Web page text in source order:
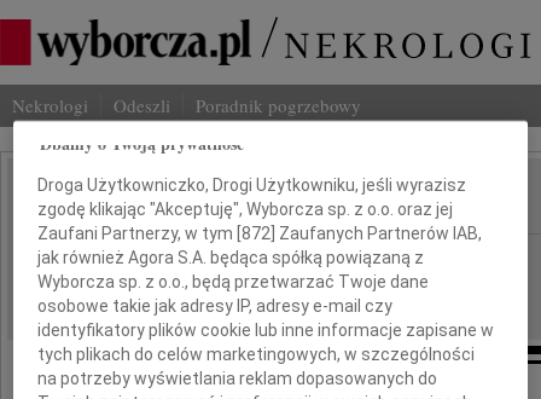
Nekrologi Odeszli Poradnik pogrzebowy
IMIĘ I NAZWISKO:
REGION: cała Polska
DATA EMISJI: 13.05.2019
Dbamy o Twoją prywatność
Droga Użytkowniczko, Drogi Użytkowniku, jeśli wyrazisz
zgodę klikając "Akceptuję", Wyborcza sp. z o.o. oraz jej
Zaufani Partnerzy, w tym [872 ] Zaufanych Partnerów IAB,
jak również Agora S.A. będąca spółką powiązaną z
Wyborcza sp. z o.o., będą przetwarzać Twoje dane
osobowe takie jak adresy IP, adresy e-mail czy
identyfikatory plików cookie lub inne informacje zapisane w
tych plikach do celów marketingowych, w szczególności
na potrzeby wyświetlania reklam dopasowanych do